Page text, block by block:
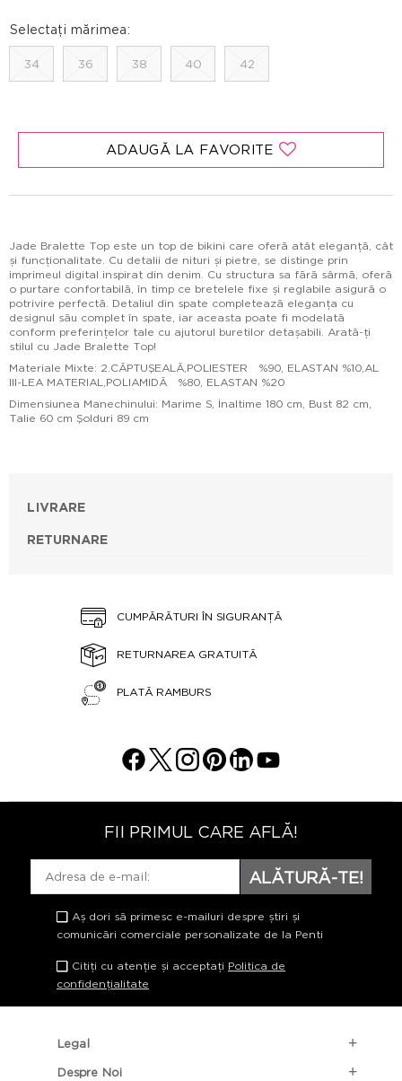
Selectați mărimea:
34 36 38 40 42
ADAUGĂ LA FAVORITE
Jade Bralette Top este un top de bikini care oferă atât eleganță, cât
și funcționalitate. Cu detalii de nituri și pietre, se distinge prin
imprimeul digital inspirat din denim. Cu structura sa fără sârmă, oferă
o purtare confortabilă, în timp ce bretelele fixe și reglabile asigură o
potrivire perfectă. Detaliul din spate completează eleganța cu
designul său complet în spate, iar aceasta poate fi modelată
conform preferințelor tale cu ajutorul buretilor detașabili. Arată-ți
stilul cu Jade Bralette Top!
Materiale Mixte: 2.CĂPTUŞEALĂ,POLIESTER %90, ELASTAN %10,AL
III-LEA MATERIAL,POLIAMIDĂ %80, ELASTAN %20
Dimensiunea Manechinului: Marime S, İnaltime 180 cm, Bust 82 cm,
Talie 60 cm Şolduri 89 cm
LIVRARE
RETURNARE
CUMPĂRĂTURI ÎN SIGURANȚĂ
RETURNAREA GRATUITĂ
PLATĂ RAMBURS
FII PRIMUL CARE AFLĂ!
ALĂTURĂ-TE!
Aș dori să primesc e-mailuri despre știri și
comunicări comerciale personalizate de la Penti
Citiți cu atenție și acceptați Politica de
confidențialitate
Legal
Despre Noi